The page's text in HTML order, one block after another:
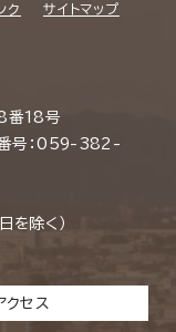
ク サイトマップ
番18号
号：059-382-
を除く）
クセス